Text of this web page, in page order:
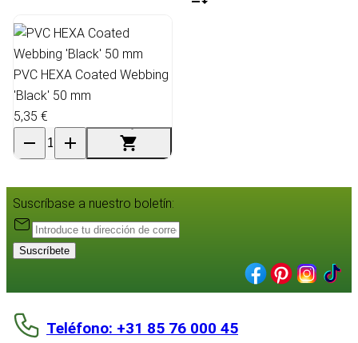
PVC HEXA Coated Webbing
'Black' 50 mm
5,35 €
Suscríbase a nuestro boletín:
Suscríbete
Teléfono: +31 85 76 000 45